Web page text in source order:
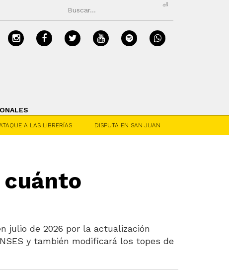
⏎
A LAS LIBRERÍAS DISPUTA EN SAN JUAN
julio de 2026 por la actualización
y también modificará los topes de